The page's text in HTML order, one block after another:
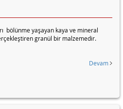
bölünme yaşayan kaya ve mineral
granül bir malzemedir.
Devam